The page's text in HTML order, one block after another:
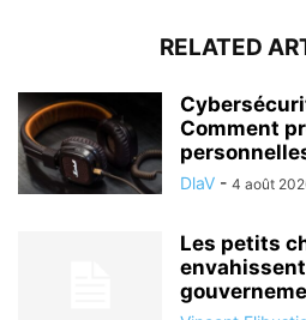
RELATED
Comment
DlaV - 4 août
Les petits